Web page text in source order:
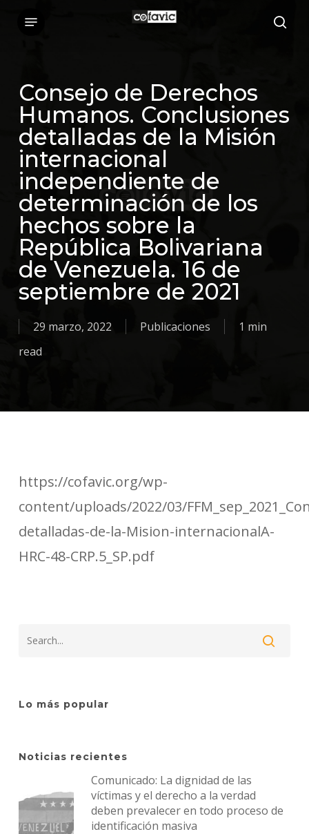
content
Consejo de Derechos
Humanos. Conclusiones
detalladas de la Misión
internacional
independiente de
determinación de los
hechos sobre la
República Bolivariana
de Venezuela. 16 de
septiembre de 2021
29 marzo, 2022 Publicaciones
1 min
read
https://cofavic.org/wp-
content/uploads/2022/03/
detalladas-de-la-Mision-internacionalA-
HRC-48-CRP.5_SP.pdf
Lo más popular
Noticias recientes
Comunicado: La dignidad de las
víctimas y el derecho a la verdad
deben prevalecer en todo proceso de
identificación masiva